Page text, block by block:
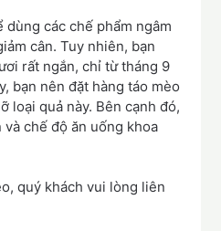
các chế phẩm ngâm
cân. Tuy nhiên, bạn
rất ngắn, chỉ từ tháng 9
bạn nên đặt hàng táo mèo
loại quả này. Bên cạnh đó,
chế độ ăn uống khoa
quý khách vui lòng liên